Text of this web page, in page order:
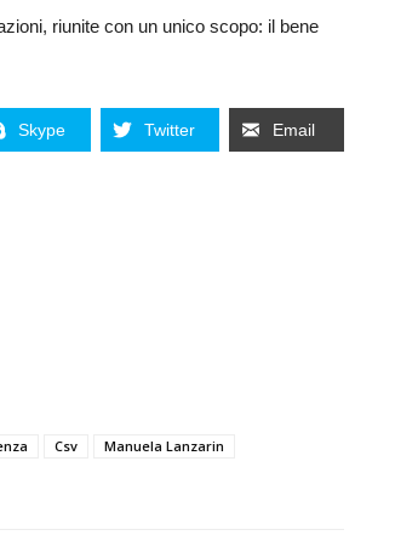
riunite con un unico scopo: il bene
Skype Twitter Email
Csv
Manuela Lanzarin